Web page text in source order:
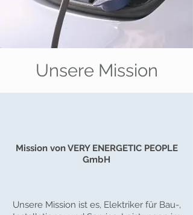
Unsere Mission
Mission von VERY ENERGETIC PEOPLE
GmbH
Unsere Mission ist es, Elektriker für Bau-,